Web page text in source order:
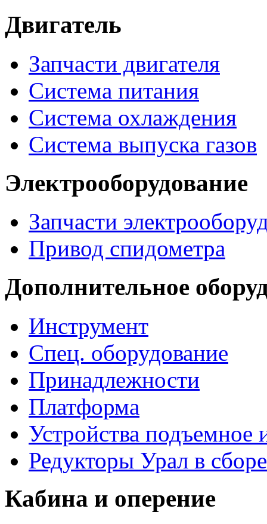
Двигатель
Запчасти двигателя
Система питания
Система охлаждения
Система выпуска газов
Электрооборудование
Запчасти
Привод спидометра
Дополнительное
Инструмент
Спец. оборудование
Принадлежности
Платформа
Устройства
Редукторы Урал в сборе
Кабина и оперение